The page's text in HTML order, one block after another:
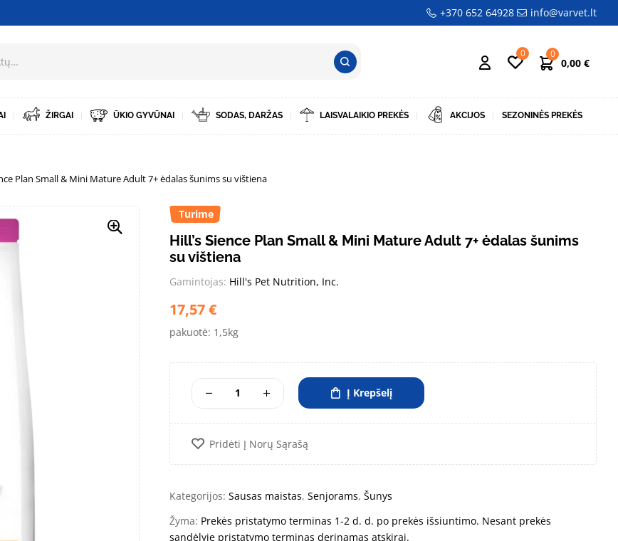
+370 652 64928 info@varvet.lt
0 0
0,00 €
ŽIRGAI ŪKIO GYVŪNAI SODAS, DARŽAS LAISVALAIKIO PREKĖS AKCIJOS SEZONINĖS PREKĖS
Plan Small & Mini Mature Adult 7+ ėdalas šunims su vištiena
Turime
Hill’s Sience Plan Small & Mini Mature Adult 7+ ėdalas šunims
su vištiena
Gamintojas: Hill's Pet Nutrition, Inc.
17,57€
pakuotė: 1,5kg
Į Krepšelį
Pridėti Į Norų Sąrašą
Kategorijos: Sausas maistas, Senjorams, Šunys
Žyma: Prekės pristatymo terminas 1-2 d. d. po prekės išsiuntimo. Nesant prekės
sandėlyje pristatymo terminas derinamas atskirai.